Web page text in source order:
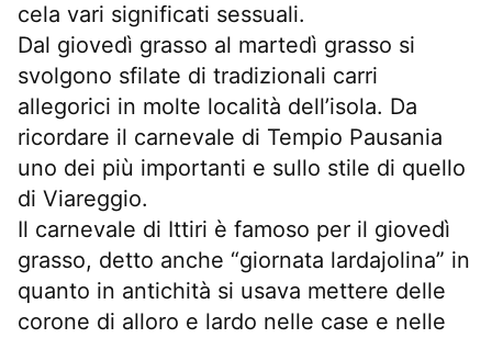
cela vari significati sessuali.
Dal giovedì grasso al martedì grasso si
svolgono sfilate di tradizionali carri
allegorici in molte località dell’isola. Da
ricordare il carnevale di Tempio Pausania
uno dei più importanti e sullo stile di quello
di Viareggio.
Il carnevale di Ittiri è famoso per il giovedì
grasso, detto anche “giornata lardajolina” in
quanto in antichità si usava mettere delle
corone di alloro e lardo nelle case e nelle